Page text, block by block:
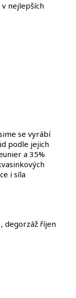
v nejlepších
se vyrábí
podle jejich
a 35%
i síla
degorzáž říjen